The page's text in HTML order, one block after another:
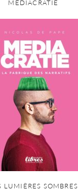
MÉDIACRATIE
LUMIÈRES SOMBRES